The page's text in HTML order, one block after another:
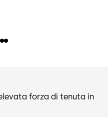
forza di tenuta in